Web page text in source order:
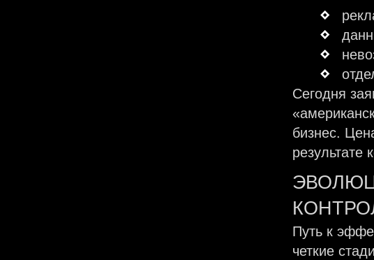
Сегодня
бизнес.
результате
Путь к
четкие